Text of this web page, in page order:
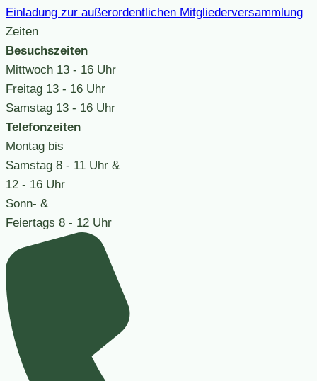
Einladung zur außerordentlichen Mitgliederversammlung
Zeiten
Besuchszeiten
Mittwoch 13 - 16 Uhr
Freitag 13 - 16 Uhr
Samstag 13 - 16 Uhr
Telefonzeiten
Montag bis
Samstag 8 - 11 Uhr &
12 - 16 Uhr
Sonn- &
Feiertags 8 - 12 Uhr